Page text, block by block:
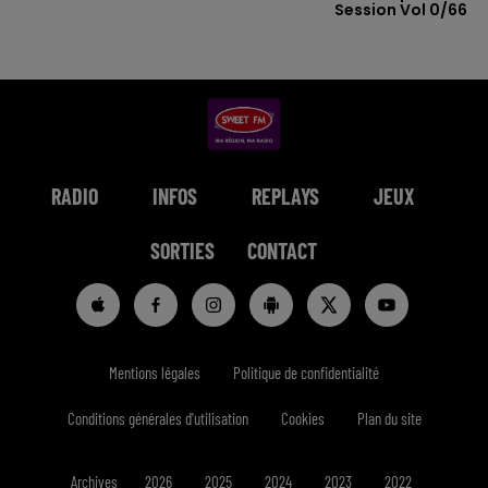
Session Vol 0/66
RADIO INFOS REPLAYS JEUX
SORTIES CONTACT
Mentions légales Politique de confidentialité
Conditions générales d'utilisation Cookies Plan du site
Archives 2026 2025 2024 2023 2022